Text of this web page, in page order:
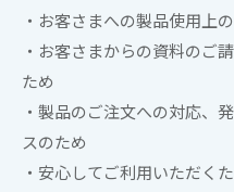
・お客さまへの製品使用上
・お客さまからの資料のご
ため
・製品のご注文への対応、
スのため
・安心してご利用いただく